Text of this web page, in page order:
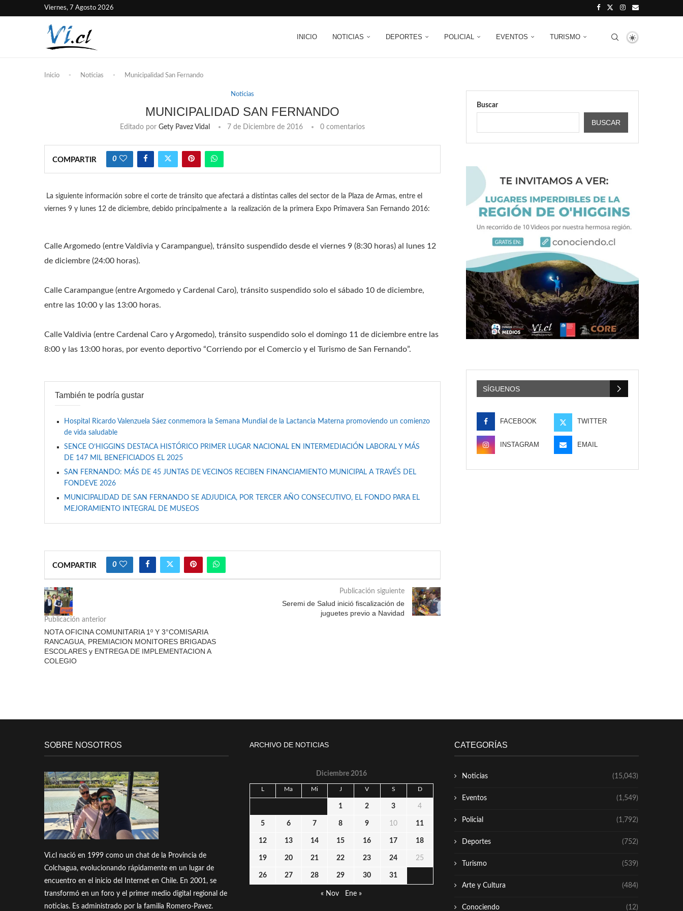
Viernes, 7 Agosto 2026
INICIO NOTICIAS DEPORTES POLICIAL EVENTOS TURISMO
Inicio - Noticias - Municipalidad San Fernando
Noticias
MUNICIPALIDAD SAN FERNANDO
Editado por Gety Pavez Vidal 7 de Diciembre de 2016 0 comentarios
COMPARTIR 0
La siguiente información sobre el corte de tránsito que afectará a distintas calles del sector de la Plaza de Armas, entre el
viernes 9 y lunes 12 de diciembre, debido principalmente a la realización de la primera Expo Primavera San Fernando 2016:
Calle Argomedo (entre Valdivia y Carampangue), tránsito suspendido desde el viernes 9 (8:30 horas) al lunes 12
de diciembre (24:00 horas).
Calle Carampangue (entre Argomedo y Cardenal Caro), tránsito suspendido solo el sábado 10 de diciembre,
entre las 10:00 y las 13:00 horas.
Calle Valdivia (entre Cardenal Caro y Argomedo), tránsito suspendido solo el domingo 11 de diciembre entre las
8:00 y las 13:00 horas, por evento deportivo “Corriendo por el Comercio y el Turismo de San Fernando”.
También te podría gustar
Hospital Ricardo Valenzuela Sáez conmemora la Semana Mundial de la Lactancia Materna promoviendo un comienzo
de vida saludable
SENCE O’HIGGINS DESTACA HISTÓRICO PRIMER LUGAR NACIONAL EN INTERMEDIACIÓN LABORAL Y MÁS
DE 147 MIL BENEFICIADOS EL 2025
SAN FERNANDO: MÁS DE 45 JUNTAS DE VECINOS RECIBEN FINANCIAMIENTO MUNICIPAL A TRAVÉS DEL
FONDEVE 2026
MUNICIPALIDAD DE SAN FERNANDO SE ADJUDICA, POR TERCER AÑO CONSECUTIVO, EL FONDO PARA EL
MEJORAMIENTO INTEGRAL DE MUSEOS
COMPARTIR 0
Publicación anterior
NOTA OFICINA COMUNITARIA 1º Y 3°COMISARIA
RANCAGUA, PREMIACION MONITORES BRIGADAS
ESCOLARES y ENTREGA DE IMPLEMENTACION A
COLEGIO
Publicación siguiente
Seremi de Salud inició fiscalización de
juguetes previo a Navidad
Buscar
BUSCAR
SÍGUENOS
FACEBOOK TWITTER
INSTAGRAM EMAIL
SOBRE NOSOTROS
Vi.cl nació en 1999 como un chat de la Provincia de
Colchagua, evolucionando rápidamente en un lugar de
encuentro en el inicio del Internet en Chile. En 2001, se
transformó en un foro y el primer medio digital regional de
noticias. Es administrado por la familia Romero-Pavez.
ARCHIVO DE NOTICIAS
Diciembre 2016
L Ma Mi J V S D
1 2 3 4
5 6 7 8 9 10 11
12 13 14 15 16 17 18
19 20 21 22 23 24 25
26 27 28 29 30 31
« Nov Ene »
CATEGORÍAS
Noticias (15,043)
Eventos (1,549)
Policial (1,792)
Deportes (752)
Turismo (539)
Arte y Cultura (484)
Conociendo (12)